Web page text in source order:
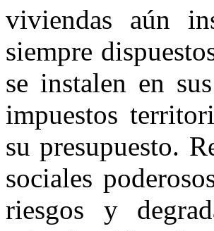
viviendas aún
siempre
se instalen en
impuestos
su presupuesto.
sociales
riesgos y